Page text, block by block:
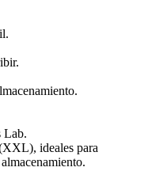
Lab.
ideales para